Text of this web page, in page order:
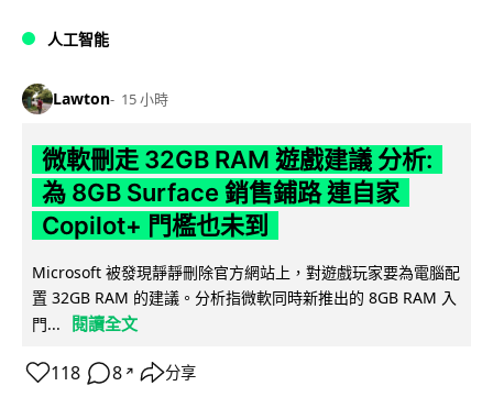
人工智能
Lawton 15 小時
微軟刪走 32GB RAM 遊戲建議 分析:
為 8GB Surface 銷售鋪路 連自家
Copilot+ 門檻也未到
Microsoft 被發現靜靜刪除官方網站上，對遊戲玩家要為電腦配
置 32GB RAM 的建議。分析指微軟同時新推出的 8GB RAM 入
門...
閱讀全文
118 8 ↗ 分享